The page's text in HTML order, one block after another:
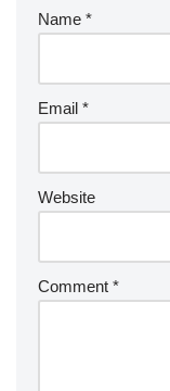
Name *
Email *
Website
Comment *